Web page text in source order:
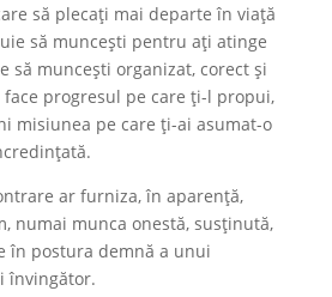
să plecați mai departe în viață
să muncești pentru ați atinge
să muncești organizat, corect și
progresul pe care ți-l propui,
misiunea pe care ți-ai asumat-o
ar furniza, în aparență,
numai munca onestă, susținută,
în postura demnă a unui
învingător.